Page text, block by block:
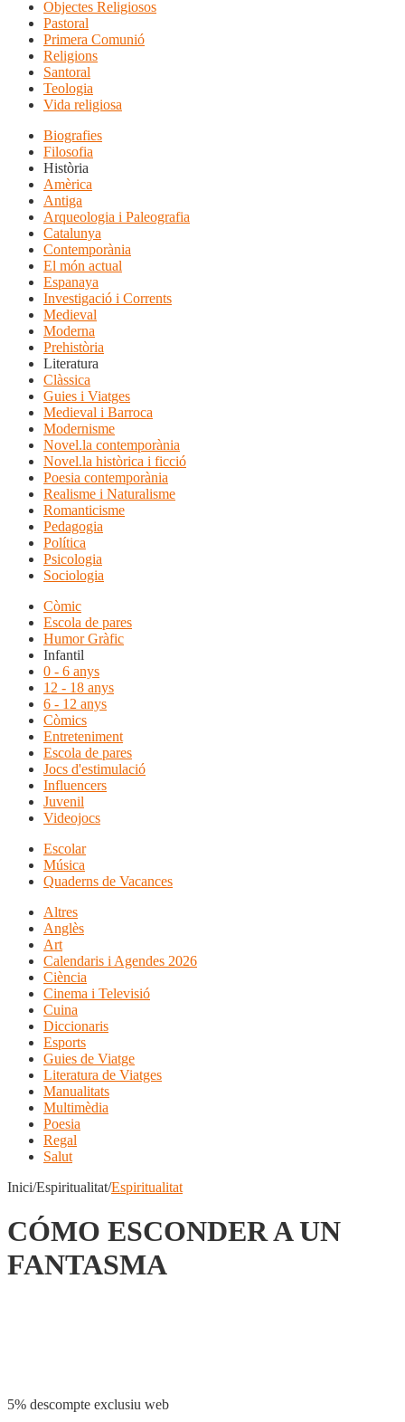
Objectes Religiosos
Pastoral
Primera Comunió
Religions
Santoral
Teologia
Vida religiosa
Biografies
Filosofia
Història
Amèrica
Antiga
Arqueologia i Paleografia
Catalunya
Contemporània
El món actual
Espanaya
Investigació i Corrents
Medieval
Moderna
Prehistòria
Literatura
Clàssica
Guies i Viatges
Medieval i Barroca
Modernisme
Novel.la contemporània
Novel.la històrica i ficció
Poesia contemporània
Realisme i Naturalisme
Romanticisme
Pedagogia
Política
Psicologia
Sociologia
Còmic
Escola de pares
Humor Gràfic
Infantil
0 - 6 anys
12 - 18 anys
6 - 12 anys
Còmics
Entreteniment
Escola de pares
Jocs d'estimulació
Influencers
Juvenil
Videojocs
Escolar
Música
Quaderns de Vacances
Altres
Anglès
Art
Calendaris i Agendes 2026
Ciència
Cinema i Televisió
Cuina
Diccionaris
Esports
Guies de Viatge
Literatura de Viatges
Manualitats
Multimèdia
Poesia
Regal
Salut
Inici/Espiritualitat/Espiritualitat
CÓMO ESCONDER A UN
FANTASMA
5% descompte exclusiu web